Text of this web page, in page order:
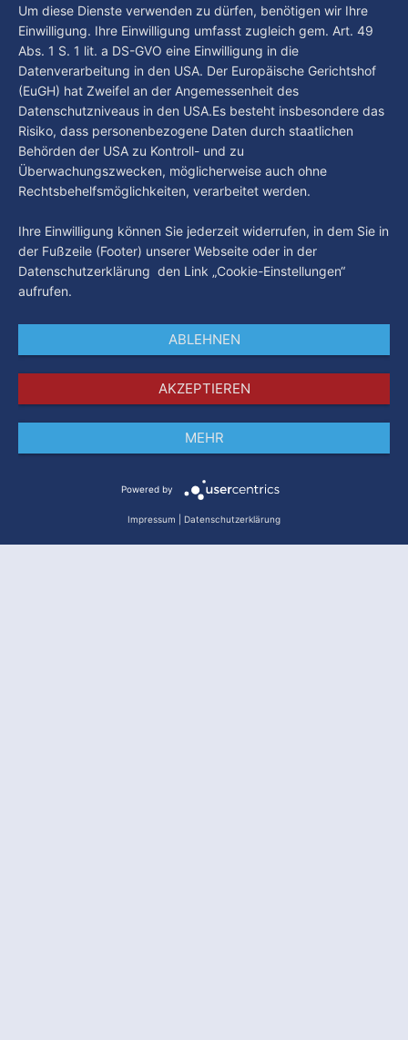
in unserer Stadt an? Fragen, die von Montag bis Freitag LIVE
um 18 Uhr beantwortet werden - auf YouTube und im TV.
By Luca Kimmel 5. Aug. 2026
Datenschutz
Um diese Dienste verwenden zu dürfen, benötigen wir Ihre
Einwilligung. Ihre Einwilligung umfasst zugleich gem. Art. 49
Abs. 1 S. 1 lit. a DS-GVO eine Einwilligung in die
Datenverarbeitung in den USA. Der Europäische Gerichtshof
(EuGH) hat Zweifel an der Angemessenheit des
Datenschutzniveaus in den USA.Es besteht insbesondere das
Risiko, dass personenbezogene Daten durch staatlichen
Behörden der USA zu Kontroll- und zu
Überwachungszwecken, möglicherweise auch ohne
Rechtsbehelfsmöglichkeiten, verarbeitet werden.
Ihre Einwilligung können Sie jederzeit widerrufen, in dem Sie in
der Fußzeile (Footer) unserer Webseite oder in der
Datenschutzerklärung den Link „Cookie-Einstellungen“
aufrufen.
ABLEHNEN
AKZEPTIEREN
MEHR
Powered by
Impressum Datenschutzerklärung